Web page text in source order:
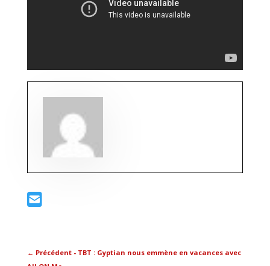
← Précédent - TBT : Gyptian nous emmène en vacances avec